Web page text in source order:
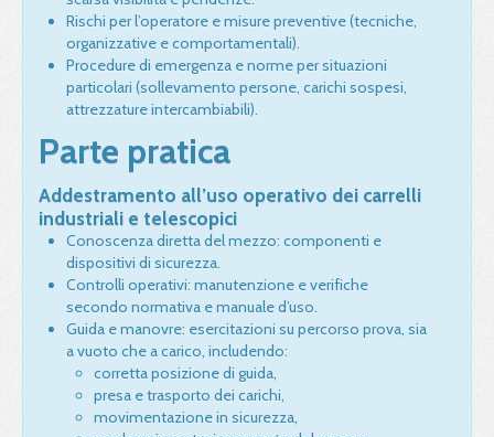
Rischi per l’operatore e misure preventive (tecniche,
organizzative e comportamentali).
Procedure di emergenza e norme per situazioni
particolari (sollevamento persone, carichi sospesi,
attrezzature intercambiabili).
Parte pratica
Addestramento all’uso operativo dei carrelli
industriali e telescopici
Conoscenza diretta del mezzo: componenti e
dispositivi di sicurezza.
Controlli operativi: manutenzione e verifiche
secondo normativa e manuale d’uso.
Guida e manovre: esercitazioni su percorso prova, sia
a vuoto che a carico, includendo:
corretta posizione di guida,
presa e trasporto dei carichi,
movimentazione in sicurezza,